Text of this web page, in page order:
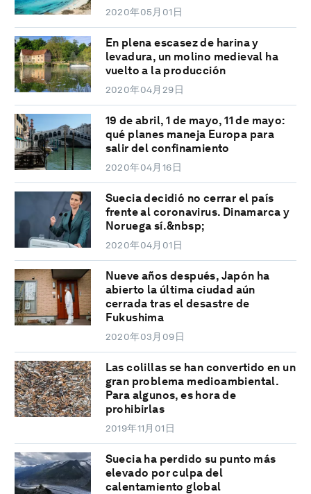
2020年05月01日
En plena escasez de harina y
levadura, un molino medieval ha
vuelto a la producción
2020年04月29日
19 de abril, 1 de mayo, 11 de mayo:
qué planes maneja Europa para
salir del confinamiento
2020年04月16日
Suecia decidió no cerrar el país
frente al coronavirus. Dinamarca y
Noruega sí.&nbsp;
2020年04月01日
Nueve años después, Japón ha
abierto la última ciudad aún
cerrada tras el desastre de
Fukushima
2020年03月09日
Las colillas se han convertido en un
gran problema medioambiental.
Para algunos, es hora de
prohibirlas
2019年11月01日
Suecia ha perdido su punto más
elevado por culpa del
calentamiento global